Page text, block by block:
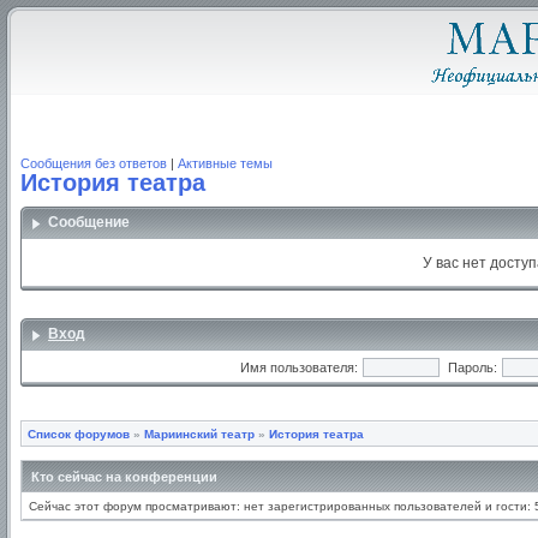
Сообщения без ответов | Активные темы
История театра
Сообщение
У вас нет
Вход
Имя пользователя: Пароль:
Список форумов » Мариинский театр » История театра
Кто сейчас на конференции
Сейчас этот форум просматривают: нет зарегистрированных пользователей и гости: